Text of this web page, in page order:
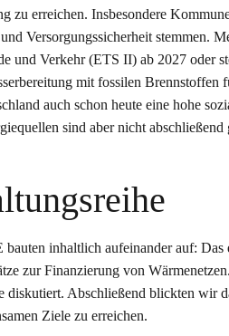
zu erreichen. Insbesondere
Versorgungssicherheit stemmen.
und Verkehr (ETS II) ab 2027 oder
mit fossilen Brennstoffen
auch schon heute eine hohe
sind aber nicht abschließend
inhaltlich aufeinander auf:
zur Finanzierung von
diskutiert. Abschließend blickten wir
Ziele zu erreichen.